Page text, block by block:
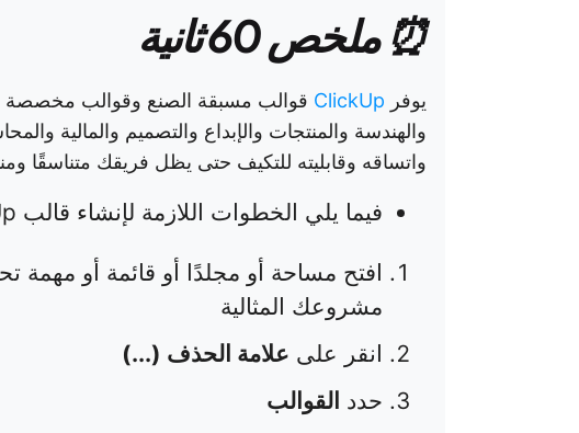
⏰ ملخص 60 ثانية
يوفر ClickUp قوالب مسبقة الصنع وقوالب مخصصة
والهندسة والمنتجات والإبداع والتصميم والمالية
واتساقه وقابليته للتكيف حتى يظل فريقك متناسقًا
فيما يلي الخطوات اللازمة لإنشاء قالب ClickUp مخصص:
افتح مساحة أو مجلدًا أو قائمة أو مهمة
مشروعك المثالية
انقر على علامة الحذف (...)
حدد القوالب